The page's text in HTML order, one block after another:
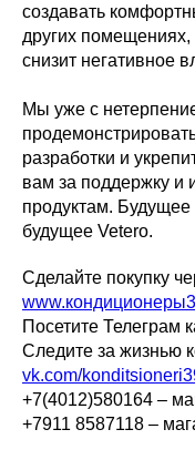
создавать
других помещениях,
снизит негативное
Мы уже с
разработки и
вам за поддержку и
продуктам. Будущее
будущее Vetero.
Сделайте покупку
Посетите Телеграм
Следите за жизнью
vk.com/
+7(4012)580164 –
+7911 8587118 –